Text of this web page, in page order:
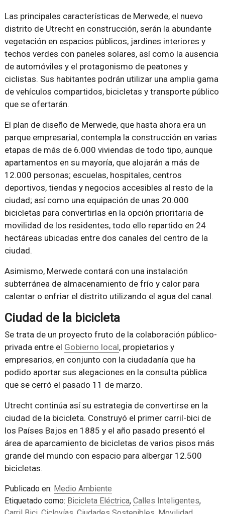
Las principales características de Merwede, el nuevo
distrito de Utrecht en construcción, serán la abundante
vegetación en espacios públicos, jardines interiores y
techos verdes con paneles solares, así como la ausencia
de automóviles y el protagonismo de peatones y
ciclistas. Sus habitantes podrán utilizar una amplia gama
de vehículos compartidos, bicicletas y transporte público
que se ofertarán.
El plan de diseño de Merwede, que hasta ahora era un
parque empresarial, contempla la construcción en varias
etapas de más de 6.000 viviendas de todo tipo, aunque
apartamentos en su mayoría, que alojarán a más de
12.000 personas; escuelas, hospitales, centros
deportivos, tiendas y negocios accesibles al resto de la
ciudad; así como una equipación de unas 20.000
bicicletas para convertirlas en la opción prioritaria de
movilidad de los residentes, todo ello repartido en 24
hectáreas ubicadas entre dos canales del centro de la
ciudad.
Asimismo, Merwede contará con una instalación
subterránea de almacenamiento de frío y calor para
calentar o enfriar el distrito utilizando el agua del canal.
Ciudad de la bicicleta
Se trata de un proyecto fruto de la colaboración público-
privada entre el Gobierno local, propietarios y
empresarios, en conjunto con la ciudadanía que ha
podido aportar sus alegaciones en la consulta pública
que se cerró el pasado 11 de marzo.
Utrecht continúa así su estrategia de convertirse en la
ciudad de la bicicleta. Construyó el primer carril-bici de
los Países Bajos en 1885 y el año pasado presentó el
área de aparcamiento de bicicletas de varios pisos más
grande del mundo con espacio para albergar 12.500
bicicletas.
Publicado en: Medio Ambiente
Etiquetado como: Bicicleta Eléctrica, Calles Inteligentes,